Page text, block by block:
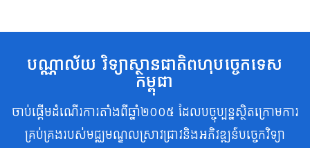
បណ្ណាល័យ វិទ្យាស្ថានជាតិពហុបច្ចេកទេស
កម្ពុជា
ចាប់ផ្តើមដំណើរការតាំងពីឆ្នាំ២០០៥ ដែលបច្ចុប្បន្នស្ថិតក្រោមការ
គ្រប់គ្រងរបស់មជ្ឈមណ្ឌលស្រាវជ្រាវនិងអភិវឌ្ឍន៍បច្ចេកវិទ្យា